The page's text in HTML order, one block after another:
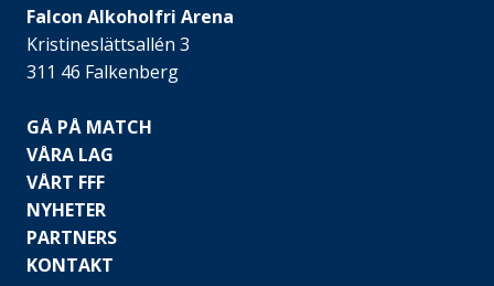
Falcon Alkoholfri Arena
Kristineslättsallén 3
311 46 Falkenberg
GÅ PÅ MATCH
VÅRA LAG
VÅRT FFF
NYHETER
PARTNERS
KONTAKT